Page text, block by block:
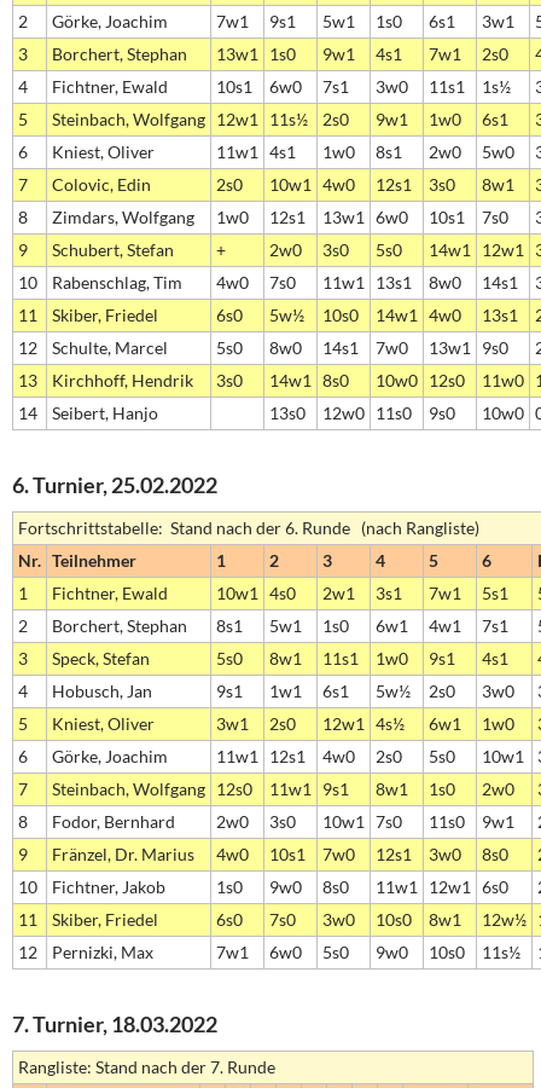
2
Görke, Joachim 7w1 9s1 5w1 1s0 6s1 3w1
3
Borchert, Stephan 13w1 1s0 9w1 4s1 7w1 2s0
4
Fichtner, Ewald 10s1 6w0 7s1 3w0 11s1 1s½
5
Steinbach, Wolfgang 12w1 11s½ 2s0 9w1 1w0 6s1
6
Kniest, Oliver 11w1 4s1 1w0 8s1 2w0 5w0
7
Colovic, Edin 2s0 10w1 4w0 12s1 3s0 8w1
8
Zimdars, Wolfgang 1w0 12s1 13w1 6w0 10s1 7s0
9
Schubert, Stefan + 2w0 3s0 5s0 14w1 12w1
10
Rabenschlag, Tim 4w0 7s0 11w1 13s1 8w0 14s1
11
Skiber, Friedel 6s0 5w½ 10s0 14w1 4w0 13s1
12
Schulte, Marcel 5s0 8w0 14s1 7w0 13w1 9s0
13
Kirchhoff, Hendrik 3s0 14w1 8s0 10w0 12s0 11w0
14
Seibert, Hanjo 13s0 12w0 11s0 9s0 10w0
6. Turnier, 25.02.2022
Fortschrittstabelle: Stand nach der 6. Runde (nach Rangliste)
Nr. Teilnehmer 1 2 3 4 5 6
1
Fichtner, Ewald 10w1 4s0 2w1 3s1 7w1 5s1
2
Borchert, Stephan 8s1 5w1 1s0 6w1 4w1 7s1
3
Speck, Stefan 5s0 8w1 11s1 1w0 9s1 4s1
4
Hobusch, Jan 9s1 1w1 6s1 5w½ 2s0 3w0
5
Kniest, Oliver 3w1 2s0 12w1 4s½ 6w1 1w0
6
Görke, Joachim 11w1 12s1 4w0 2s0 5s0 10w1
7
Steinbach, Wolfgang 12s0 11w1 9s1 8w1 1s0 2w0
8
Fodor, Bernhard 2w0 3s0 10w1 7s0 11s0 9w1
9
Fränzel, Dr. Marius 4w0 10s1 7w0 12s1 3w0 8s0
10
Fichtner, Jakob 1s0 9w0 8s0 11w1 12w1 6s0
11
Skiber, Friedel 6s0 7s0 3w0 10s0 8w1 12w½
12
Pernizki, Max 7w1 6w0 5s0 9w0 10s0 11s½
7. Turnier, 18.03.2022
Rangliste: Stand nach der 7. Runde